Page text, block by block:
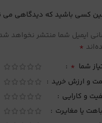
کسی باشید که دیدگاهی می
ایمیل شما منتشر نخواهد
*
شما *
و ارزش خرید
و کارایی
یا مغایرت